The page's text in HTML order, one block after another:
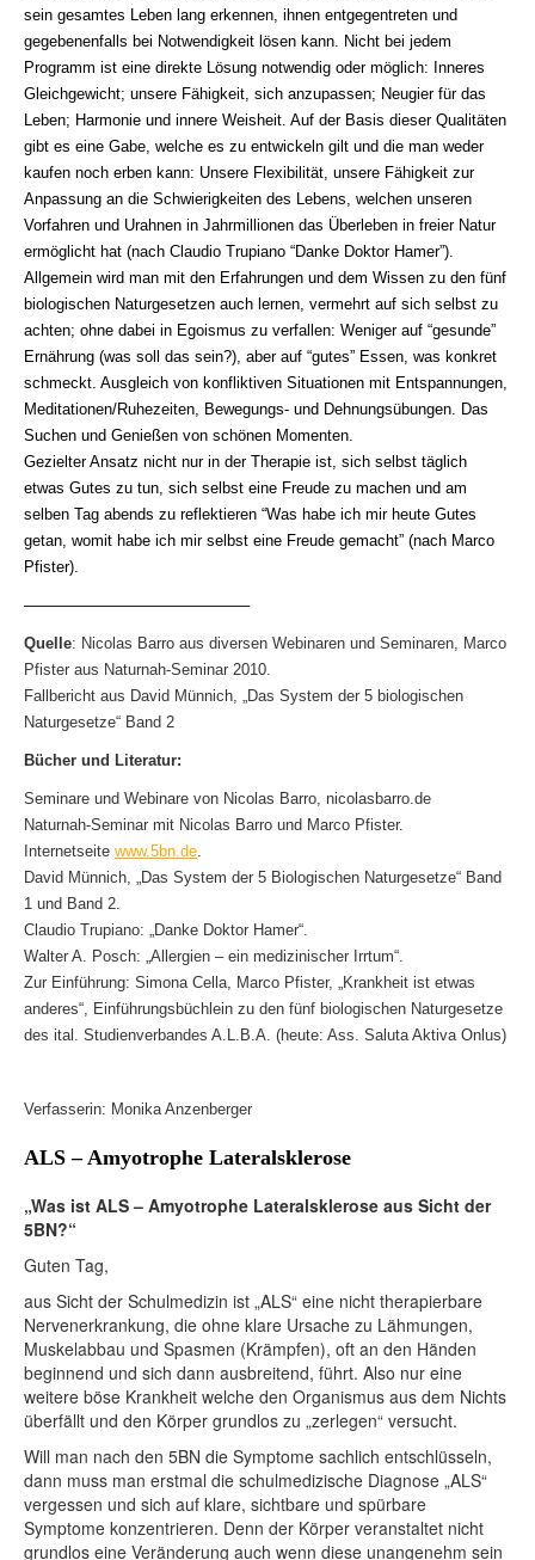
sein gesamtes Leben lang erkennen, ihnen entgegentreten und
gegebenenfalls bei Notwendigkeit lösen kann. Nicht bei jedem
Programm ist eine direkte Lösung notwendig oder möglich: Inneres
Gleichgewicht; unsere Fähigkeit, sich anzupassen; Neugier für das
Leben; Harmonie und innere Weisheit. Auf der Basis dieser Qualitäten
gibt es eine Gabe, welche es zu entwickeln gilt und die man weder
kaufen noch erben kann: Unsere Flexibilität, unsere Fähigkeit zur
Anpassung an die Schwierigkeiten des Lebens, welchen unseren
Vorfahren und Urahnen in Jahrmillionen das Überleben in freier Natur
ermöglicht hat (nach Claudio Trupiano “Danke Doktor Hamer”).
Allgemein wird man mit den Erfahrungen und dem Wissen zu den fünf
biologischen Naturgesetzen auch lernen, vermehrt auf sich selbst zu
achten; ohne dabei in Egoismus zu verfallen: Weniger auf “gesunde”
Ernährung (was soll das sein?), aber auf “gutes” Essen, was konkret
schmeckt. Ausgleich von konfliktiven Situationen mit Entspannungen,
Meditationen/Ruhezeiten, Bewegungs- und Dehnungsübungen. Das
Suchen und Genießen von schönen Momenten.
Gezielter Ansatz nicht nur in der Therapie ist, sich selbst täglich
etwas Gutes zu tun, sich selbst eine Freude zu machen und am
selben Tag abends zu reflektieren “Was habe ich mir heute Gutes
getan, womit habe ich mir selbst eine Freude gemacht” (nach Marco
Pfister).
——————————————–
Quelle: Nicolas Barro aus diversen Webinaren und Seminaren, Marco
Pfister aus Naturnah-Seminar 2010.
Fallbericht aus David Münnich, „Das System der 5 biologischen
Naturgesetze“ Band 2
Bücher und Literatur:
Seminare und Webinare von Nicolas Barro, nicolasbarro.de
Naturnah-Seminar mit Nicolas Barro und Marco Pfister.
Internetseite www.5bn.de.
David Münnich, „Das System der 5 Biologischen Naturgesetze“ Band
1 und Band 2.
Claudio Trupiano: „Danke Doktor Hamer“.
Walter A. Posch: „Allergien – ein medizinischer Irrtum“.
Zur Einführung: Simona Cella, Marco Pfister, „Krankheit ist etwas
anderes“, Einführungsbüchlein zu den fünf biologischen Naturgesetze
des ital. Studienverbandes A.L.B.A. (heute: Ass. Saluta Aktiva Onlus)
Verfasserin: Monika Anzenberger
ALS – Amyotrophe Lateralsklerose
„Was ist ALS – Amyotrophe Lateralsklerose aus Sicht der
5BN?“
Guten Tag,
aus Sicht der Schulmedizin ist „ALS“ eine nicht therapierbare
Nervenerkrankung, die ohne klare Ursache zu Lähmungen,
Muskelabbau und Spasmen (Krämpfen), oft an den Händen
beginnend und sich dann ausbreitend, führt. Also nur eine
weitere böse Krankheit welche den Organismus aus dem Nichts
überfällt und den Körper grundlos zu „zerlegen“ versucht.
Will man nach den 5BN die Symptome sachlich entschlüsseln,
dann muss man erstmal die schulmedizische Diagnose „ALS“
vergessen und sich auf klare, sichtbare und spürbare
Symptome konzentrieren. Denn der Körper veranstaltet nicht
grundlos eine Veränderung auch wenn diese unangenehm sein